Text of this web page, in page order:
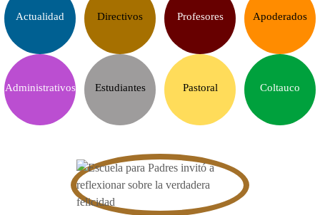
Actualidad Directivos Profesores Apoderados
Administrativos Estudiantes Pastoral Coltauco